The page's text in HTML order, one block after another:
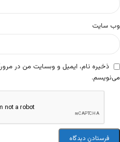
وب‌ سایت
ذخیره نام، ایمیل و وبسایت من در
می‌نویسم.